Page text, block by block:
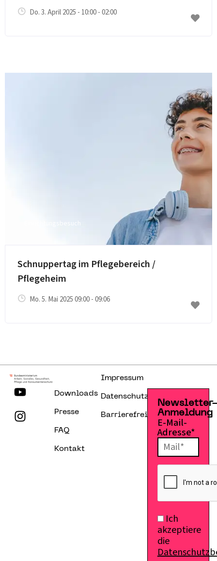
Do. 3. April 2025 - 10:00 - 02:00
Einrichtungsbesuch
Schnuppertag im Pflegebereich /
Pflegeheim
Mo. 5. Mai 2025 09:00 - 09:06
Downloads
Presse
FAQ
Kontakt
Impressum
Datenschutzerklärung
Barrierefreiheitserklärung
Anmeldung
E-Mail-
Adresse*
Ich
akzeptiere
die